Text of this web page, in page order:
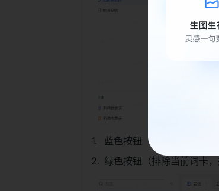
蓝色按钮（刷新排序，但不
绿色按钮（排除当前词卡，